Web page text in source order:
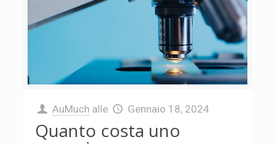
AuMuch alle Gennaio 18, 2024
Quanto costa uno